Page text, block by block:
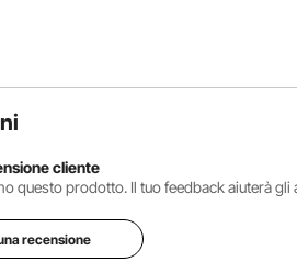
cliente
questo prodotto. Il tuo feedback aiuterà
recensione